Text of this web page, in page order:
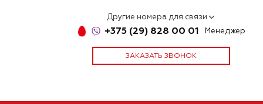
Другие номера для связи
+375 (29) 828 00 01 Менеджер
ЗАКАЗАТЬ ЗВОНОК